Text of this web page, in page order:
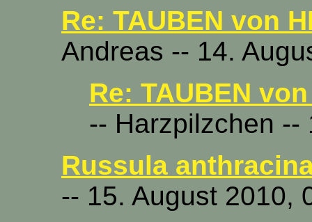
Re: TAUBEN von
Andreas -- 14.
Re: TAUBEN
-- Harzpilzchen --
Russula
-- 15. August 2010,